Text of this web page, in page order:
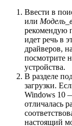
Ввести в
или
рекомендую
идет речь в
драйверов,
посмотрите
устройства.
В разделе
загрузки.
Windows 10
отличалась
настоящий